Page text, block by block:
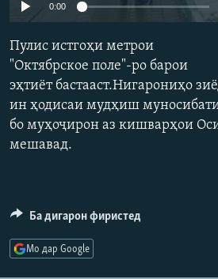
ГУЗОРИШҲОИ РАДИОӢ
ПАЙГИРӢ КУНЕД
0:00
Пулис истгоҳи метрои
"Октябрское поле"-ро барои
эҳтиёт бастааст.Нигарониҳо
ин ҳодисаи мудҳиш
бо муҳоҷирон аз кишварҳои
мешавад.
Ба дигарон фиристед
Мо дар Google